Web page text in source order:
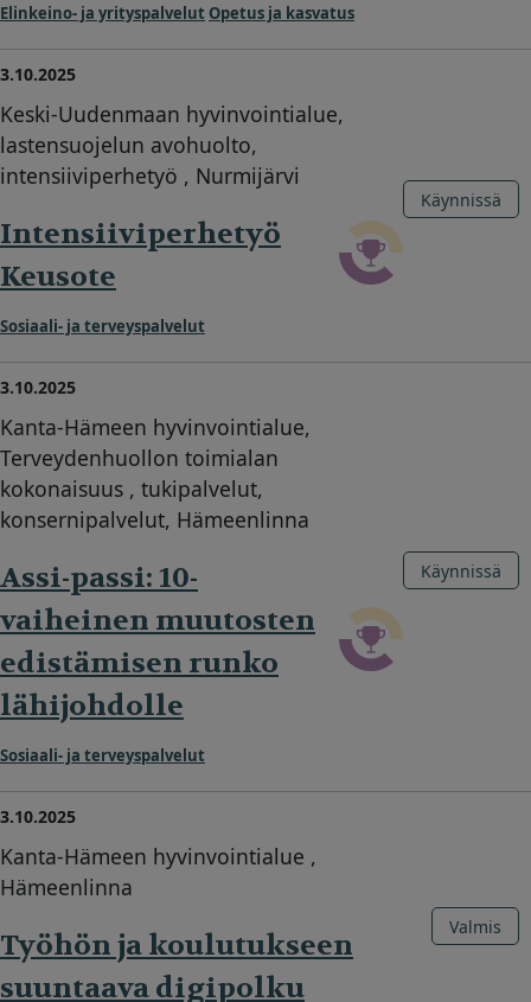
Elinkeino- ja yrityspalvelut Opetus ja kasvatus
3.10.2025
Keski-Uudenmaan hyvinvointialue,
lastensuojelun avohuolto,
intensiiviperhetyö , Nurmijärvi
Intensiiviperhetyö
Keusote
Sosiaali- ja terveyspalvelut
Käynnissä
3.10.2025
Kanta-Hämeen hyvinvointialue,
Terveydenhuollon toimialan
kokonaisuus , tukipalvelut,
konsernipalvelut, Hämeenlinna
Assi-passi: 10-
vaiheinen muutosten
edistämisen runko
lähijohdolle
Sosiaali- ja terveyspalvelut
Käynnissä
3.10.2025
Kanta-Hämeen hyvinvointialue ,
Hämeenlinna
Työhön ja koulutukseen
suuntaava digipolku
Valmis